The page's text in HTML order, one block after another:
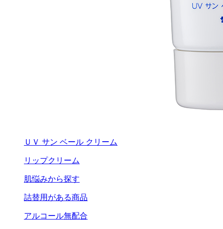
ＵＶ サン ベール クリーム
リップクリーム
肌悩みから探す
詰替用がある商品
アルコール無配合